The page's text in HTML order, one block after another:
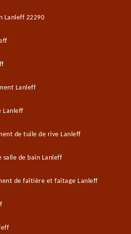
Lanleff 22290
Lanleff
Lanleff
de tuile de rive Lanleff
salle de bain Lanleff
de faîtière et faîtage Lanleff